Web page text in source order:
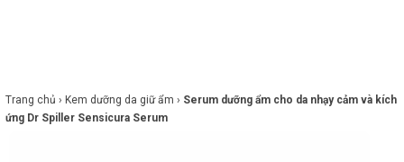
FEATURED BRAND
Trang chủ › Kem dưỡng da giữ ẩm › Serum dưỡng ẩm cho da nhạy cảm và kích
ứng Dr Spiller Sensicura Serum